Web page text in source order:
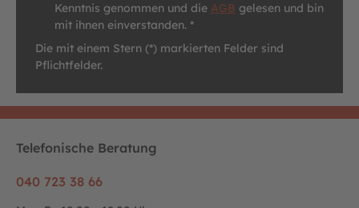
Kenntnis genommen und die AGB gelesen und bin
mit ihnen einverstanden. *
Die mit einem Stern (*) markierten Felder sind
Pflichtfelder.
Telefonische Beratung
040 723 38 66